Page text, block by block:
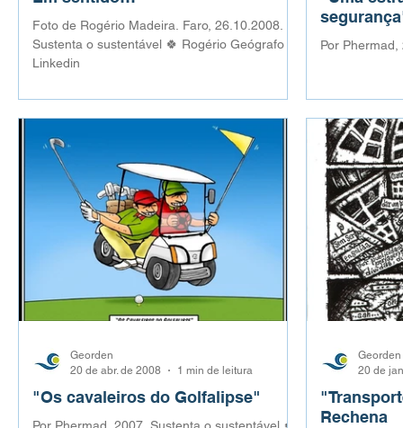
Foto de Rogério Madeira. Faro, 26.10.2008.
Sustenta o sustentável 🍀 Rogério Geógrafo
Linkedin
Por
"Os cavaleiros do Golfalipse"
Georden
20 de abr. de 2008
1 min de leitura
Rechena
Georden
20 de